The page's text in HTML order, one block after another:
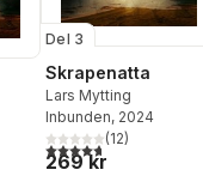
antal röster:
Del 3
Skrapenatta
Lars Mytting
Inbunden, 2024
4,7utav 5 stjärnor.
(12)
269 kr